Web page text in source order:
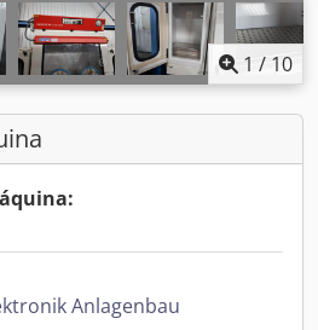
1 / 10
Anlagenbau